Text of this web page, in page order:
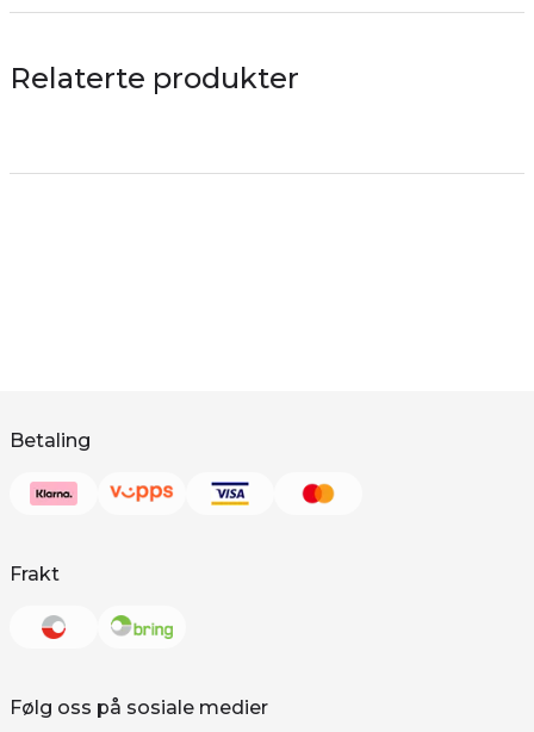
Relaterte produkter
Betaling
Frakt
Følg oss på sosiale medier